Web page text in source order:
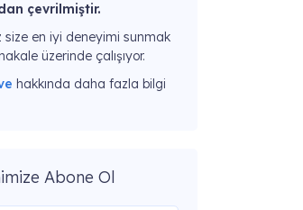
çevrilmiştir.
size en iyi deneyimi sunmak
üzerinde çalışıyor.
hakkında daha fazla bilgi
Abone Ol